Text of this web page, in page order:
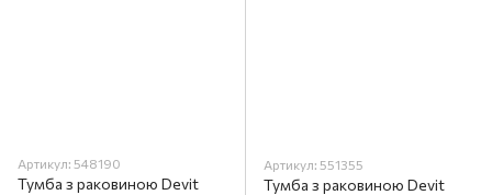
Артикул: 548190
Тумба з раковиною Devit
Артикул: 551355
Тумба з раковиною Devit